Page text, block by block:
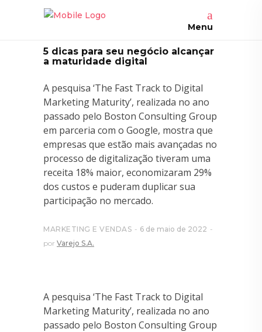
Menu
5 dicas para seu negócio alcançar
a maturidade digital
A pesquisa ‘The Fast Track to Digital
Marketing Maturity’, realizada no ano
passado pelo Boston Consulting Group
em parceria com o Google, mostra que
empresas que estão mais avançadas no
processo de digitalização tiveram uma
receita 18% maior, economizaram 29%
dos custos e puderam duplicar sua
participação no mercado.
MARKETING E VENDAS
6 de maio de 2022
por Varejo S.A.
A pesquisa ‘The Fast Track to Digital
Marketing Maturity’, realizada no ano
passado pelo Boston Consulting Group